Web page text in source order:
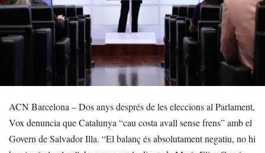
ACN Barcelona – Dos anys després de les eleccions al Parlament,
Vox denuncia que Catalunya “cau costa avall sense frens” amb el
Govern de Salvador Illa. “El balanç és absolutament negatiu, no hi